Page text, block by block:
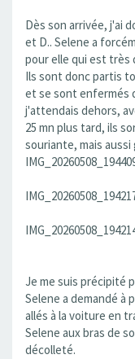
Dès son arrivée, j'ai
et D.. Selene a
pour elle qui est très
Ils sont donc partis
et se sont enfermés
j'attendais dehors,
25 mn plus tard, ils
souriante, mais aussi
Je me suis précipité
Selene a demandé à
allés à la voiture en
Selene aux bras de
décolleté.